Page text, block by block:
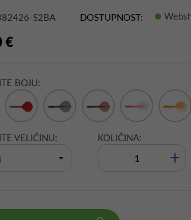
S2BA DOSTUPNOST:
€
BOJU:
VELIČINU:
KOLIČINA:
+